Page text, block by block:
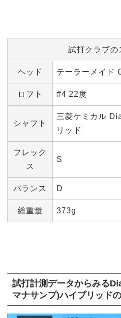
試打クラブの
ヘッド テーラーメイド
ロフト #4 22度
シャフト
三菱ケミカル
リッド
フレック
ス
S
バランス D
総重量 373g
試打計測データからみる
マナサンプ)ハイブリッド